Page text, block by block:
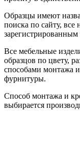
Образцы имеют
поиска по сайту, все
Все мебельные
образцов по цвету,
способами монтажа
фурнитуры.
Способ монтажа и
выбирается